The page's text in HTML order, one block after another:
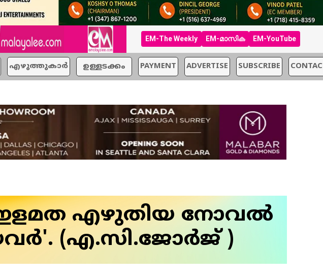
EM-The Weekly EM-മാസിക EM-YouTube
എഴുത്തുകാര്‍ ഉള്ളടക്കം PAYMENT ADVERTISE SUBSCRIBE
എഴുതിയ നോവല്‍
(എ.സി.ജോര്‍ജ് )